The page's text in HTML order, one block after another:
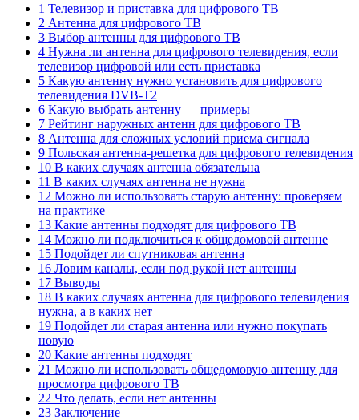
1 Телевизор и приставка для цифрового ТВ
2 Антенна для цифрового ТВ
3 Выбор антенны для цифрового ТВ
4 Нужна ли антенна для цифрового телевидения, если
телевизор цифровой или есть приставка
5 Какую антенну нужно установить для цифрового
телевидения DVB-T2
6 Какую выбрать антенну — примеры
7 Рейтинг наружных антенн для цифрового ТВ
8 Антенна для сложных условий приема сигнала
9 Польская антенна-решетка для цифрового телевидения
10 В каких случаях антенна обязательна
11 В каких случаях антенна не нужна
12 Можно ли использовать старую антенну: проверяем
на практике
13 Какие антенны подходят для цифрового ТВ
14 Можно ли подключиться к общедомовой антенне
15 Подойдет ли спутниковая антенна
16 Ловим каналы, если под рукой нет антенны
17 Выводы
18 В каких случаях антенна для цифрового телевидения
нужна, а в каких нет
19 Подойдет ли старая антенна или нужно покупать
новую
20 Какие антенны подходят
21 Можно ли использовать общедомовую антенну для
просмотра цифрового ТВ
22 Что делать, если нет антенны
23 Заключение